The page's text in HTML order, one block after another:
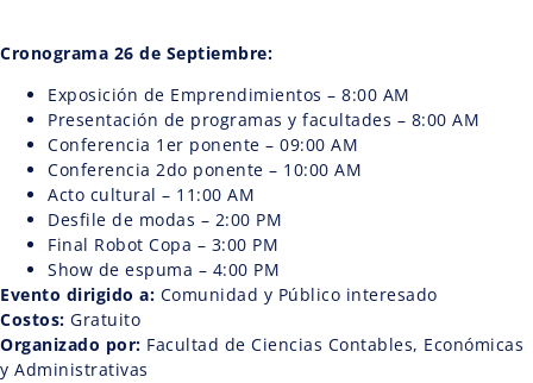
Cronograma 26 de Septiembre:
Exposición de Emprendimientos – 8:00 AM
Presentación de programas y facultades – 8:00 AM
Conferencia 1er ponente – 09:00 AM
Conferencia 2do ponente – 10:00 AM
Acto cultural – 11:00 AM
Desfile de modas – 2:00 PM
Final Robot Copa – 3:00 PM
Show de espuma – 4:00 PM
Evento dirigido a: Comunidad y Público interesado
Costos: Gratuito
Organizado por: Facultad de Ciencias Contables, Económicas
y Administrativas